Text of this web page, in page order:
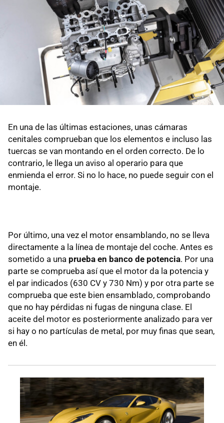
En una de las últimas estaciones, unas cámaras
cenitales comprueban que los elementos e incluso las
tuercas se van montando en el orden correcto. De lo
contrario, le llega un aviso al operario para que
enmienda el error. Si no lo hace, no puede seguir con el
montaje.
Por último, una vez el motor ensamblando, no se lleva
directamente a la línea de montaje del coche. Antes es
sometido a una prueba en banco de potencia. Por una
parte se comprueba así que el motor da la potencia y
el par indicados (630 CV y 730 Nm) y por otra parte se
comprueba que este bien ensamblado, comprobando
que no hay pérdidas ni fugas de ninguna clase. El
aceite del motor es posteriormente analizado para ver
si hay o no partículas de metal, por muy finas que sean,
en él.